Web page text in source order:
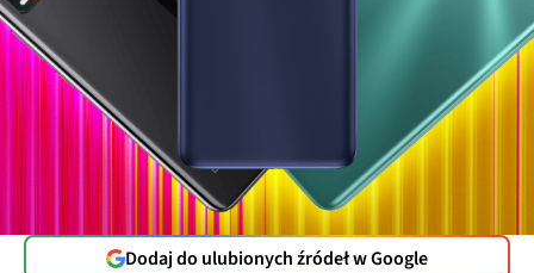
Dodaj do ulubionych źródeł w Google